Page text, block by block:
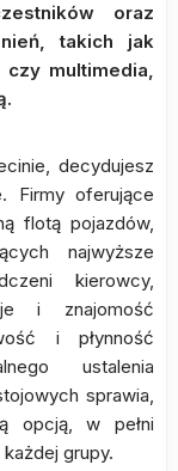
oraz
takich jak
czy multimedia,
decydujesz
Firmy oferujące
flotą pojazdów,
najwyższe
kierowcy,
i znajomość
i płynność
ustalenia
sprawia,
opcją, w pełni
grupy.